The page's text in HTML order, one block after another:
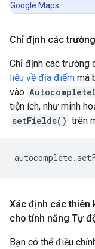
Google Maps.
Chỉ định các
Chỉ định các trường
liệu về địa điểm mà
vào
tiện ích, như minh
setFields() trên
autocomplete.
Xác định các thiên
cho tính năng Tự
Bạn có thể điều